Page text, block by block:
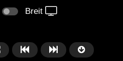
Breit